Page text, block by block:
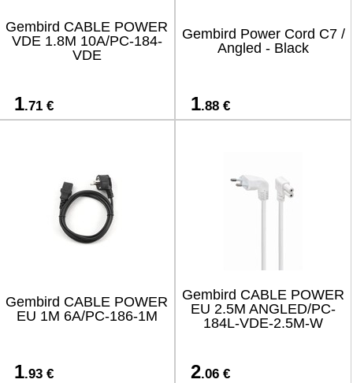
Gembird CABLE POWER
VDE 1.8M 10A/PC-184-
VDE
1.71 €
Gembird Power Cord C7 /
Angled - Black
1.88 €
Gembird CABLE POWER
EU 1M 6A/PC-186-1M
1.93 €
Gembird CABLE POWER
EU 2.5M ANGLED/PC-
184L-VDE-2.5M-W
2.06 €